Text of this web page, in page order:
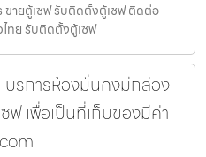
ขายตู้เซฟ รับติดตั้งตู้เซฟ ติดต่อ
ทย รับติดตั้งตู้เซฟ
ริการห้องมั่นคงมีกล่อง
ซฟ เพื่อเป็นที่เก็บของมีค่า